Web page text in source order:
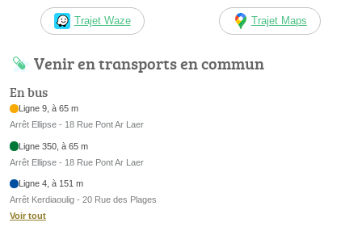
Trajet Waze Trajet Maps
Venir en transports en commun
En bus
Ligne 9, à 65 m
Arrêt Ellipse - 18 Rue Pont Ar Laer
Ligne 350, à 65 m
Arrêt Ellipse - 18 Rue Pont Ar Laer
Ligne 4, à 151 m
Arrêt Kerdiaoulig - 20 Rue des Plages
Voir tout